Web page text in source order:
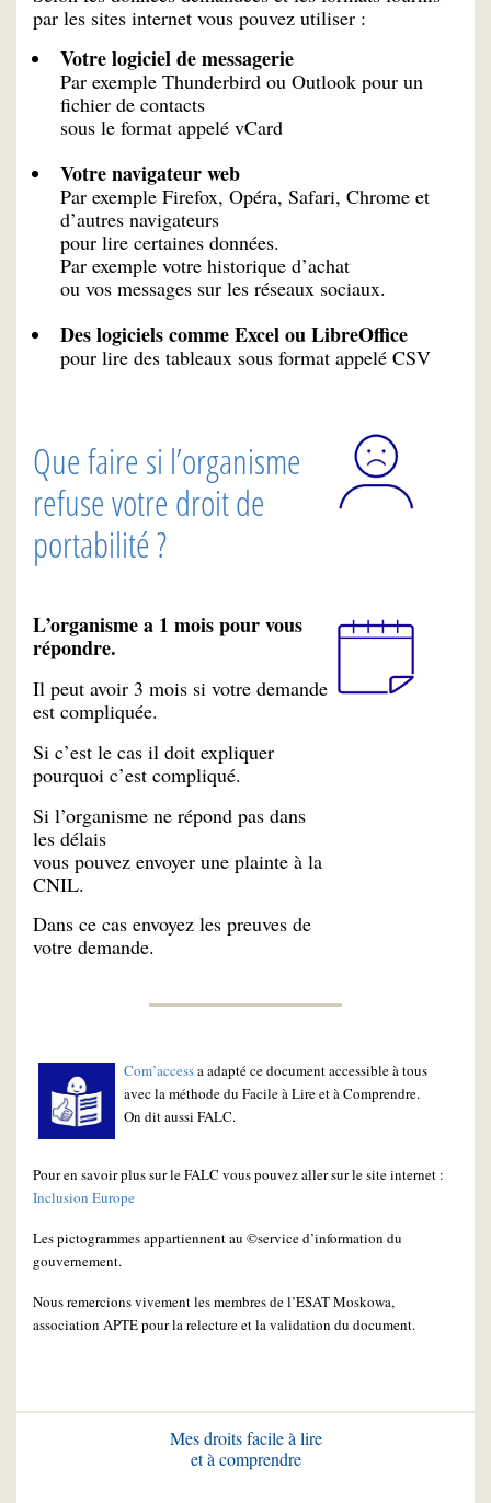
par les sites internet vous pouvez utiliser :
Votre logiciel de messagerie
Par exemple Thunderbird ou Outlook pour un
fichier de contacts
sous le format appelé vCard
Votre navigateur web
Par exemple Firefox, Opéra, Safari, Chrome et
d’autres navigateurs
pour lire certaines données.
Par exemple votre historique d’achat
ou vos messages sur les réseaux sociaux.
Des logiciels comme Excel ou LibreOffice
pour lire des tableaux sous format appelé CSV
Que faire si l’organisme
refuse votre droit de
portabilité ?
L’organisme a 1 mois pour vous
répondre.
Il peut avoir 3 mois si votre demande
est compliquée.
Si c’est le cas il doit expliquer
pourquoi c’est compliqué.
Si l’organisme ne répond pas dans
les délais
vous pouvez envoyer une plainte à la
CNIL.
Dans ce cas envoyez les preuves de
votre demande.
Com’accessa adapté ce document accessible à tous
avec la méthode du Facile à Lire et à Comprendre.
On dit aussi FALC.
Pour en savoir plus sur le FALC vous pouvez aller sur le site internet :
Inclusion Europe
Les pictogrammes appartiennent au ©service d’information du
gouvernement.
Nous remercions vivement les membres de l’ESAT Moskowa,
association APTE pour la relecture et la validation du document.
Mes droits facile à lire
et à comprendre